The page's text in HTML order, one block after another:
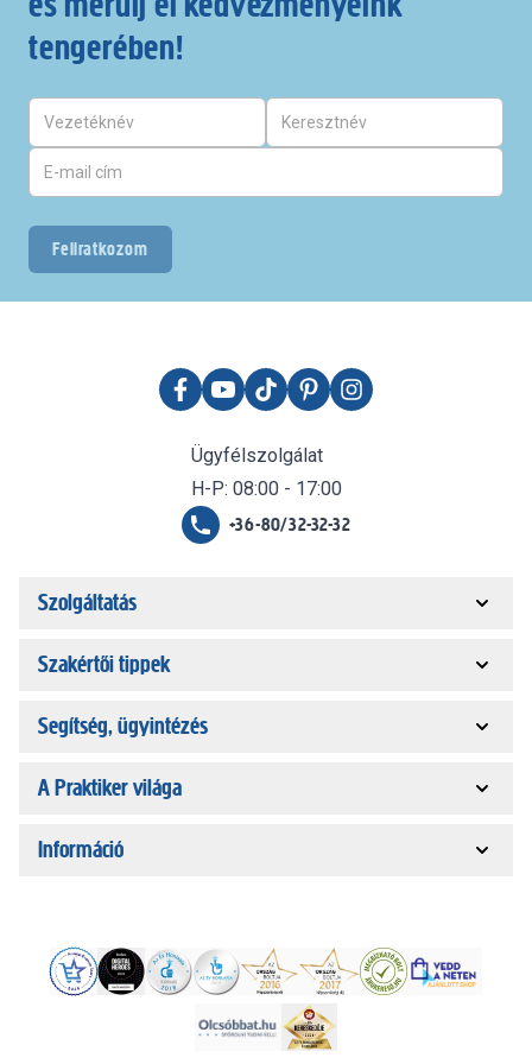
tengerében!
Feliratkozom
Ügyfélszolgálat
H-P: 08:00 - 17:00
+36-80/32-32-32
Szolgáltatás
Szakértői tippek
Segítség, ügyintézés
A Praktiker világa
Információ